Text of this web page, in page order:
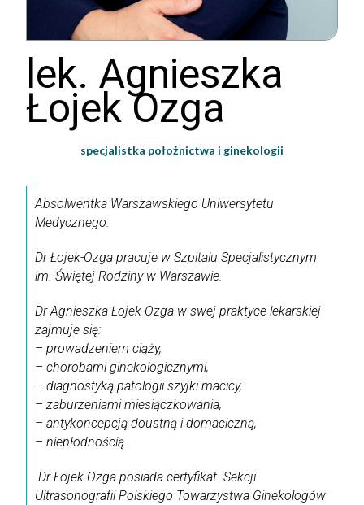
lek. Agnieszka
Łojek Ozga
specjalistka położnictwa i ginekologii
Absolwentka Warszawskiego Uniwersytetu
Medycznego.
Dr Łojek-Ozga pracuje w Szpitalu Specjalistycznym
im. Świętej Rodziny w Warszawie.
Dr Agnieszka Łojek-Ozga w swej praktyce lekarskiej
zajmuje się:
– prowadzeniem ciąży,
– chorobami ginekologicznymi,
– diagnostyką patologii szyjki macicy,
– zaburzeniami miesiączkowania,
– antykoncepcją doustną i domaciczną,
– niepłodnością.
Dr Łojek-Ozga posiada certyfikat Sekcji
Ultrasonografii Polskiego Towarzystwa Ginekologów